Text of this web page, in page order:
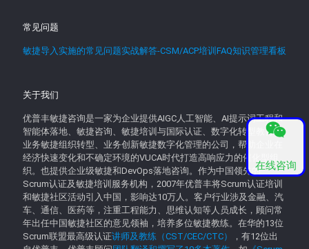
常见问题
敏捷导入实施的常见问题实战解答-CSM/ACP培训FAQ知识管理看板
关于我们
优普丰敏捷咨询是一家为企业提供AIGC人工智能、AI提示词工程和
智能体落地、敏捷咨询、敏捷培训与国际认证、数字化转型教育、
业务敏捷组织转型、业务创新敏捷数字化管理的公司，帮助企业在
经济快速变化和不确定环境的VUCA时代打造高响应力的催化型组
织。也提供企业级敏捷和DevOps落地咨询。作为中国领先的
Scrum认证及敏捷培训服务机构，2007年优普丰将Scrum认证培训
和敏捷社区活动引入中国，影响达10万人。客户行业涉及金融、汽
车、通信、医药等，注重工程能力、思维认知等人员成长，顾问常
年出任中国敏捷社区的意见领袖，培养多位敏捷教练。在华的13位
Scrum联盟最高级认证讲师及教练（CST/CEC/CTC）
，有12位出
在线咨询